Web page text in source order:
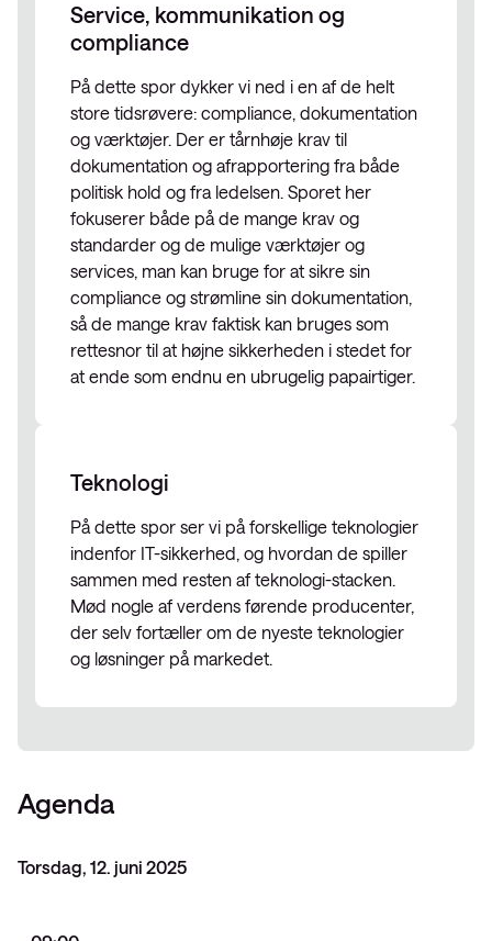
Service, kommunikation og
compliance
På dette spor dykker vi ned i en af de helt
store tidsrøvere: compliance, dokumentation
og værktøjer. Der er tårnhøje krav til
dokumentation og afrapportering fra både
politisk hold og fra ledelsen. Sporet her
fokuserer både på de mange krav og
standarder og de mulige værktøjer og
services, man kan bruge for at sikre sin
compliance og strømline sin dokumentation,
så de mange krav faktisk kan bruges som
rettesnor til at højne sikkerheden i stedet for
at ende som endnu en ubrugelig papairtiger.
Teknologi
På dette spor ser vi på forskellige teknologier
indenfor IT-sikkerhed, og hvordan de spiller
sammen med resten af teknologi-stacken.
Mød nogle af verdens førende producenter,
der selv fortæller om de nyeste teknologier
og løsninger på markedet.
Agenda
Torsdag, 12. juni 2025